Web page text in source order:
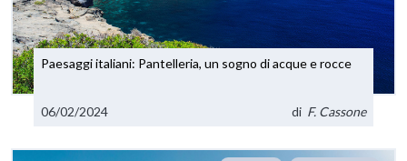
Paesaggi italiani: Pantelleria, un sogno di acque e rocce
06/02/2024 di F. Cassone